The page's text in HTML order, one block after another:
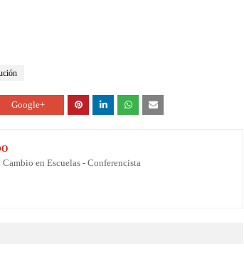
Google+
en Escuelas - Conferencista